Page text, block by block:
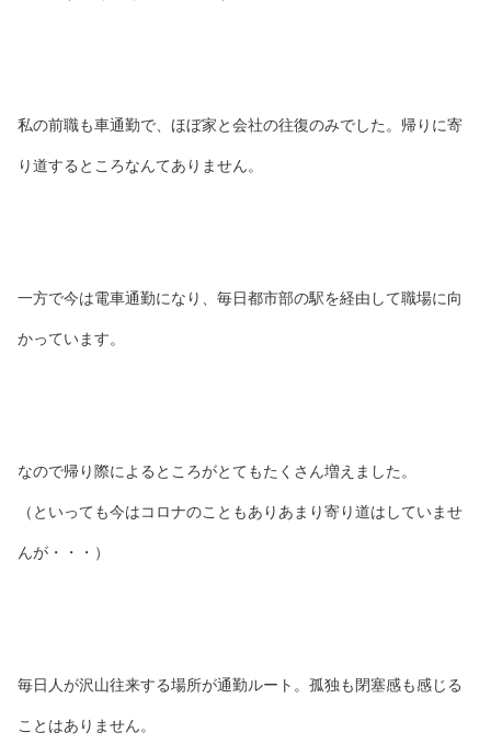
私の前職も車通勤で、ほぼ家と会社の往復のみでした。帰りに寄
り道するところなんてありません。
一方で今は電車通勤になり、毎日都市部の駅を経由して職場に向
かっています。
なので帰り際によるところがとてもたくさん増えました。
（といっても今はコロナのこともありあまり寄り道はしていませ
んが・・・）
毎日人が沢山往来する場所が通勤ルート。孤独も閉塞感も感じる
ことはありません。